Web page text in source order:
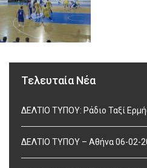
Τελευταία Νέα
ΔΕΛΤΙΟ ΤΥΠΟΥ: Ράδιο Ταξί
ΔΕΛΤΙΟ ΤΥΠΟΥ – Αθήνα 06-02-